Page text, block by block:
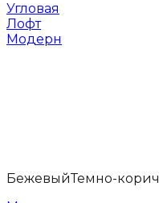
Угловая
Лофт
Модерн
БежевыйТемно-